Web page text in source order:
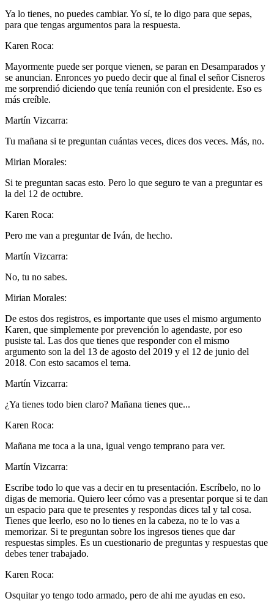
Ya lo tienes, no puedes cambiar. Yo sí, te lo digo para que sepas,
para que tengas argumentos para la respuesta.
Karen Roca:
Mayormente puede ser porque vienen, se paran en Desamparados y
se anuncian. Enronces yo puedo decir que al final el señor Cisneros
me sorprendió diciendo que tenía reunión con el presidente. Eso es
más creíble.
Martín Vizcarra:
Tu mañana si te preguntan cuántas veces, dices dos veces. Más, no.
Mirian Morales:
Si te preguntan sacas esto. Pero lo que seguro te van a preguntar es
la del 12 de octubre.
Karen Roca:
Pero me van a preguntar de Iván, de hecho.
Martín Vizcarra:
No, tu no sabes.
Mirian Morales:
De estos dos registros, es importante que uses el mismo argumento
Karen, que simplemente por prevención lo agendaste, por eso
pusiste tal. Las dos que tienes que responder con el mismo
argumento son la del 13 de agosto del 2019 y el 12 de junio del
2018. Con esto sacamos el tema.
Martín Vizcarra:
¿Ya tienes todo bien claro? Mañana tienes que...
Karen Roca:
Mañana me toca a la una, igual vengo temprano para ver.
Martín Vizcarra:
Escribe todo lo que vas a decir en tu presentación. Escríbelo, no lo
digas de memoria. Quiero leer cómo vas a presentar porque si te dan
un espacio para que te presentes y respondas dices tal y tal cosa.
Tienes que leerlo, eso no lo tienes en la cabeza, no te lo vas a
memorizar. Si te preguntan sobre los ingresos tienes que dar
respuestas simples. Es un cuestionario de preguntas y respuestas que
debes tener trabajado.
Karen Roca:
Osquitar yo tengo todo armado, pero de ahi me ayudas en eso.